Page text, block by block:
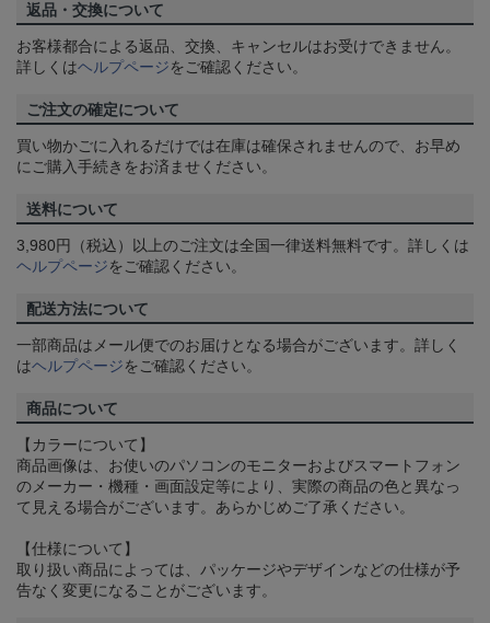
返品・交換について
お客様都合による返品、交換、キャンセルはお受けできません。
詳しくはヘルプページをご確認ください。
ご注文の確定について
買い物かごに入れるだけでは在庫は確保されませんので、お早め
にご購入手続きをお済ませください。
送料について
3,980円（税込）以上のご注文は全国一律送料無料です。詳しくは
ヘルプページをご確認ください。
配送方法について
一部商品はメール便でのお届けとなる場合がございます。詳しく
はヘルプページをご確認ください。
商品について
【カラーについて】
商品画像は、お使いのパソコンのモニターおよびスマートフォン
のメーカー・機種・画面設定等により、実際の商品の色と異なっ
て見える場合がございます。あらかじめご了承ください。
【仕様について】
取り扱い商品によっては、パッケージやデザインなどの仕様が予
告なく変更になることがございます。